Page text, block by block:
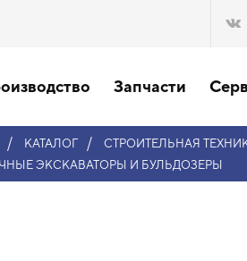
Запчасти
/ КАТАЛОГ / СТРОИТЕЛЬНАЯ
ЭКСКАВАТОРЫ И БУЛЬДОЗЕРЫ